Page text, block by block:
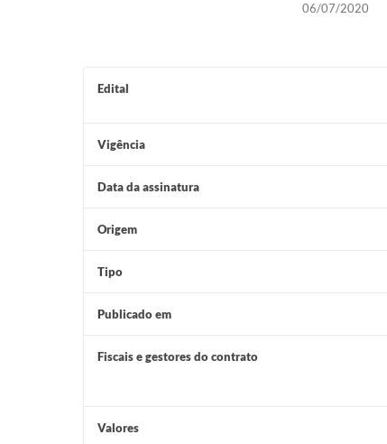
06/07/2020
Edital
Vigência
Data da assinatura
Origem
Tipo
Publicado em
Fiscais e gestores do contrato
Valores